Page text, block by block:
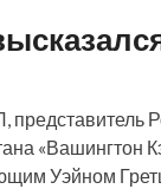
«Вашингтон
Уэйном